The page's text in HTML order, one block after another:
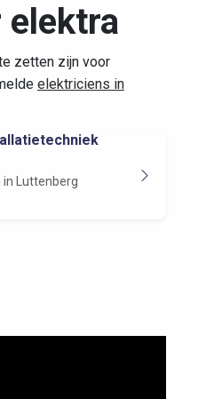
elektra
zetten zijn voor
elektriciens in
in Luttenberg